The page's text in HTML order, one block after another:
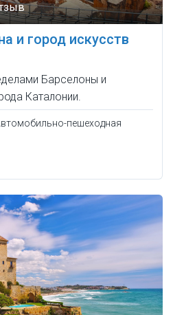
и город искусств
Барселоны и
Каталонии.
пешеходная